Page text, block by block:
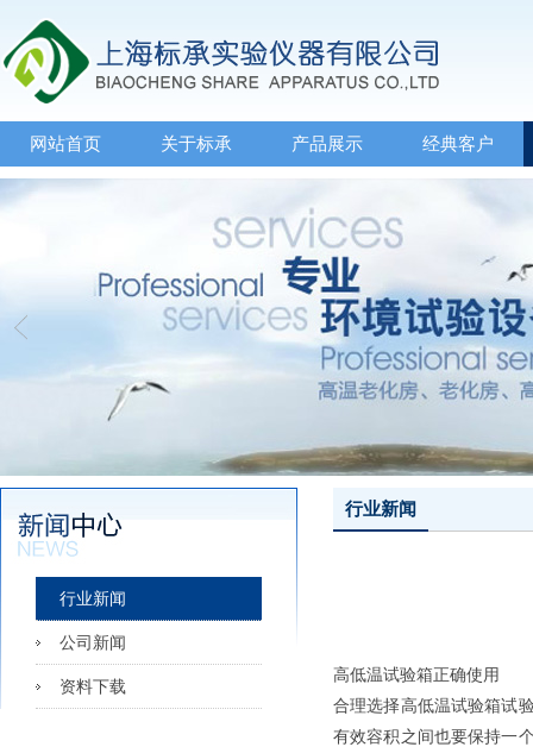
网站首页 关于标承 产品展示 经典客户
行业新闻
公司新闻
资料下载
行业新闻
高低温试验箱正确使用
合理选择高低温试验箱试
有效容积之间也要保持一